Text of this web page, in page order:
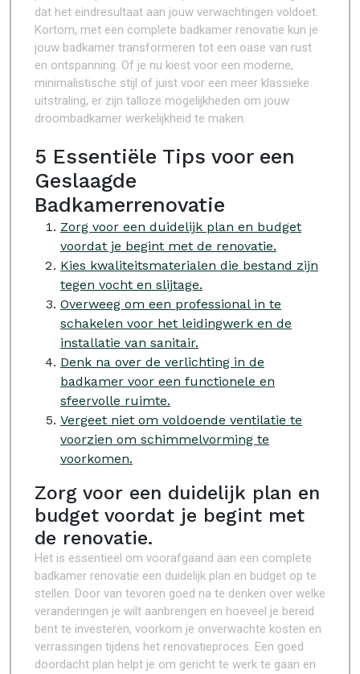
dat het eindresultaat aan jouw verwachtingen voldoet.
Kortom, met een complete badkamer renovatie kun je
jouw badkamer transformeren tot een oase van rust
en ontspanning. Of je nu kiest voor een moderne,
minimalistische stijl of juist voor een meer klassieke
uitstraling, er zijn talloze mogelijkheden om jouw
droombadkamer werkelijkheid te maken.
5 Essentiële Tips voor een
Geslaagde
Badkamerrenovatie
Zorg voor een duidelijk plan en budget
voordat je begint met de renovatie.
Kies kwaliteitsmaterialen die bestand zijn
tegen vocht en slijtage.
Overweeg om een professional in te
schakelen voor het leidingwerk en de
installatie van sanitair.
Denk na over de verlichting in de
badkamer voor een functionele en
sfeervolle ruimte.
Vergeet niet om voldoende ventilatie te
voorzien om schimmelvorming te
voorkomen.
Zorg voor een duidelijk plan en
budget voordat je begint met
de renovatie.
Het is essentieel om voorafgaand aan een complete
badkamer renovatie een duidelijk plan en budget op te
stellen. Door van tevoren goed na te denken over welke
veranderingen je wilt aanbrengen en hoeveel je bereid
bent te investeren, voorkom je onverwachte kosten en
verrassingen tijdens het renovatieproces. Een goed
doordacht plan helpt je om gericht te werk te gaan en